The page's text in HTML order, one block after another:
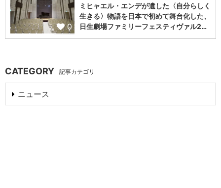
0
ミヒャエル・エンデが遺した〈自分らしく
生きる〉物語を日本で初めて舞台化した、
日生劇場ファミリーフェスティヴァル2…
CATEGORY 記事カテゴリ
ニュース